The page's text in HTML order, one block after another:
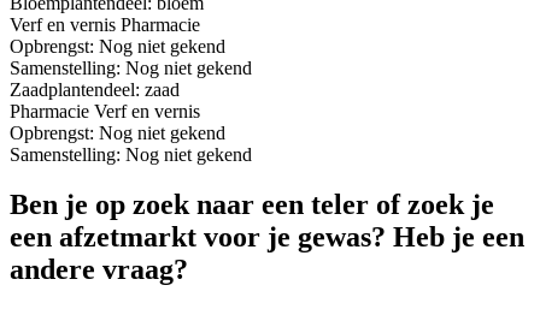
Verf en vernis Pharmacie
Opbrengst: Nog niet gekend
Samenstelling: Nog niet gekend
Zaadplantendeel: zaad
Pharmacie Verf en vernis
Opbrengst: Nog niet gekend
Samenstelling: Nog niet gekend
Ben je op zoek naar een teler of zoek je
een afzetmarkt voor je gewas? Heb je een
andere vraag?